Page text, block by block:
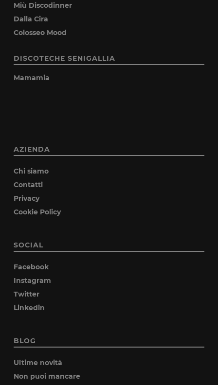
Miù Discodinner
Dalla Cira
Colosseo Mood
DISCOTECHE SENIGALLIA
Mamamia
AZIENDA
Chi siamo
Contatti
Privacy
Cookie Policy
SOCIAL
Facebook
Instagram
Twitter
Linkedin
BLOG
Ultime novità
Non puoi mancare